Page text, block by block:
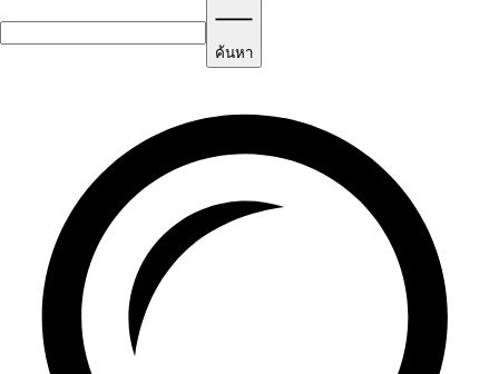
ค้นหา